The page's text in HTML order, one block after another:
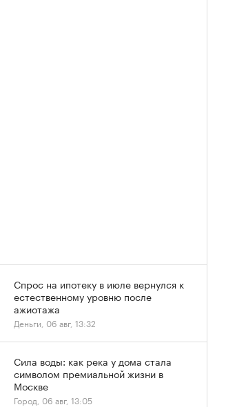
Спрос на ипотеку в июле вернулся к
естественному уровню после
ажиотажа
Деньги, 06 авг, 13:32
Сила воды: как река у дома стала
символом премиальной жизни в
Москве
Город, 06 авг, 13:05